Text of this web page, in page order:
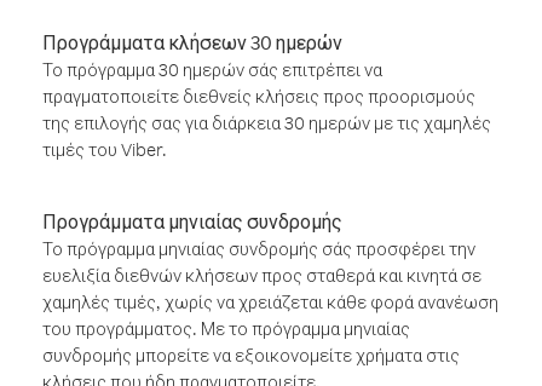
Προγράμματα κλήσεων 30 ημερών
Το πρόγραμμα 30 ημερών σάς επιτρέπει να
πραγματοποιείτε διεθνείς κλήσεις προς προορισμούς
της επιλογής σας για διάρκεια 30 ημερών με τις χαμηλές
τιμές του Viber.
Προγράμματα μηνιαίας συνδρομής
Το πρόγραμμα μηνιαίας συνδρομής σάς προσφέρει την
ευελιξία διεθνών κλήσεων προς σταθερά και κινητά σε
χαμηλές τιμές, χωρίς να χρειάζεται κάθε φορά ανανέωση
του προγράμματος. Με το πρόγραμμα μηνιαίας
συνδρομής μπορείτε να εξοικονομείτε χρήματα στις